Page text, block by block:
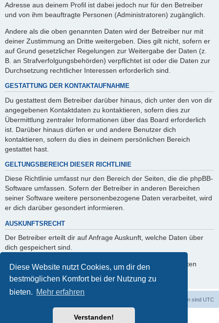
Diese Website nutzt Cookies, um dir den
bestmöglichen Komfort bei der Nutzung zu
bieten. Mehr erfahren
Verstanden!
Adresse aus deinem Profil ist dabei jedoch nur für den Betreiber
und von ihm beauftragte Personen (Administratoren) zugänglich.
Andere als die oben genannten Daten wird der Betreiber nur mit
deiner Zustimmung an Dritte weitergeben. Dies gilt nicht, sofern er
auf Grund gesetzlicher Regelungen zur Weitergabe der Daten (z.
B. an Strafverfolgungsbehörden) verpflichtet ist oder die Daten zur
Durchsetzung rechtlicher Interessen erforderlich sind.
GESTATTUNG DER KONTAKTAUFNAHME
Du gestattest dem Betreiber darüber hinaus, dich unter den von dir
angegebenen Kontaktdaten zu kontaktieren, sofern dies zur
Übermittlung zentraler Informationen über das Board erforderlich
ist. Darüber hinaus dürfen er und andere Benutzer dich
kontaktieren, sofern du dies in deinem persönlichen Bereich
gestattet hast.
GELTUNGSBEREICH DIESER RICHTLINIE
Diese Richtlinie umfasst nur den Bereich der Seiten, die die phpBB-
Software umfassen. Sofern der Betreiber in anderen Bereichen
seiner Software weitere personenbezogene Daten verarbeitet, wird
er dich darüber gesondert informieren.
AUSKUNFTSRECHT
Der Betreiber erteilt dir auf Anfrage Auskunft, welche Daten über
dich gespeichert sind.
Du kannst jederzeit die Löschung bzw. Sperrung deiner Daten
verlangen. Kontaktiere hierzu bitte den Betreiber.
Alle Zeiten sind UTC
Powered byphpBB® Forum Software © phpBB Limited